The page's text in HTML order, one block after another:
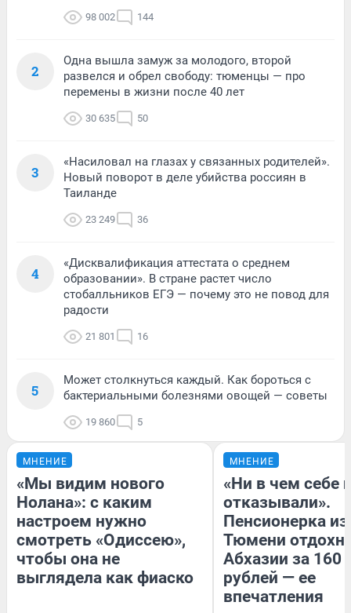
98 002 144
2
Одна вышла замуж за молодого, второй
развелся и обрел свободу: тюменцы — про
перемены в жизни после 40 лет
30 635 50
3
«Насиловал на глазах у связанных родителей».
Новый поворот в деле убийства россиян в
Таиланде
23 249 36
4
«Дисквалификация аттестата о среднем
образовании». В стране растет число
стобалльников ЕГЭ — почему это не повод для
радости
21 801 16
5
Может столкнуться каждый. Как бороться с
бактериальными болезнями овощей — советы
19 860 5
МНЕНИЕ
«Мы видим нового
Нолана»: с каким
настроем нужно
смотреть «Одиссею»,
чтобы она не
выглядела как фиаско
МНЕНИЕ
«Ни в чем себе
отказывали».
Пенсионерка из
Тюмени
Абхазии за 160
рублей — ее
впечатления